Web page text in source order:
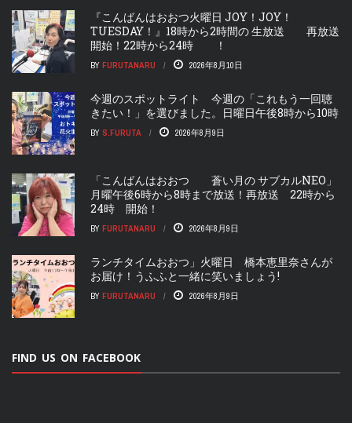
『こんばんはおおつ火曜日 JOY！JOY！
TUESDAY！』18時から2時間の 生放送 再放送
開始！22時から24時 ！
BY FURUTANARU 2026年8月10日
今週のスポットライト 今週の「これもう一回聴
きたい！」を選びました。日曜日午後8時から10時
BY S.FURUTA 2026年8月9日
「こんばんはおおつ 蒼い月の サブカルNEO」
月曜午後6時から8時まで放送！再放送 22時から
24時 開始！
BY FURUTANARU 2026年8月9日
ランチタイムおおつ」火曜日 橋本恵里奈さんが
お届け！うふふと一緒に笑いましょう!
BY FURUTANARU 2026年8月9日
FIND US ON FACEBOOK